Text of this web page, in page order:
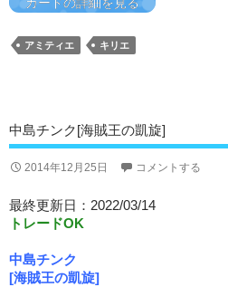
アミティエ キリエ
中島チンク[海賊王の凱旋]
2014年12月25日 コメントする
最終更新日：2022/03/14
トレードOK
中島チンク
[海賊王の凱旋]